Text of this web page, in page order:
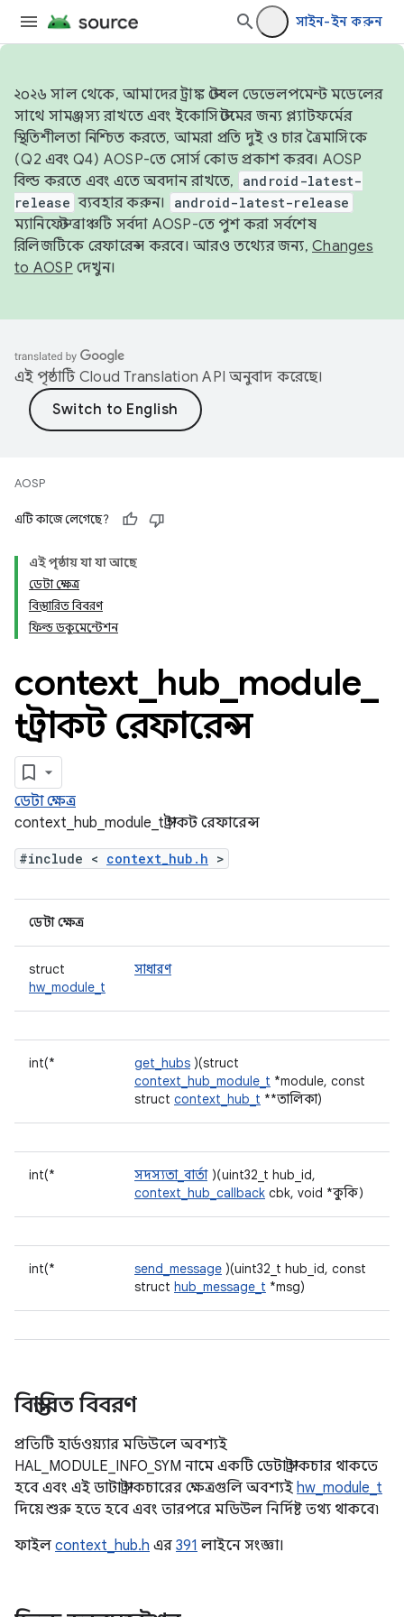
সাইন-ইন করুন
২০২৬ সাল থেকে, আমাদের ট্রাঙ্ক স্টেবল ডেভেলপমেন্ট মডেলের
সাথে সামঞ্জস্য রাখতে এবং ইকোসিস্টেমের জন্য প্ল্যাটফর্মের
স্থিতিশীলতা নিশ্চিত করতে, আমরা প্রতি দুই ও চার ত্রৈমাসিকে
(Q2 এবং Q4) AOSP-তে সোর্স কোড প্রকাশ করব। AOSP
বিল্ড করতে এবং এতে অবদান রাখতে,
android-latest-
release ব্যবহার করুন। android-latest-release
ম্যানিফেস্ট ব্রাঞ্চটি সর্বদা AOSP-তে পুশ করা সর্বশেষ
রিলিজটিকে রেফারেন্স করবে। আরও তথ্যের জন্য, Changes
to AOSP দেখুন।
এই পৃষ্ঠাটি Cloud Translation API অনুবাদ করেছে।
AOSP
এটি কাজে লেগেছে?
এই পৃষ্ঠায় যা যা আছে
ডেটা ক্ষেত্র
বিস্তারিত বিবরণ
ফিল্ড ডকুমেন্টেশন
context hub module
t স্ট্রাকট রেফারেন্স
ডেটা ক্ষেত্র
context_hub_module_t স্ট্রাকট রেফারেন্স
#include < context_hub.h >
ডেটা ক্ষেত্র
struct
hw_module_t
সাধারণ
int(* get_hubs )(struct
context_hub_module_t *module, const
struct context_hub_t **তালিকা)
int(* সদস্যতা_বার্তা)(uint32_t hub_id,
context_hub_callback cbk, void *কুকি)
int(* send_message )(uint32_t hub_id, const
struct hub_message_t *msg)
বিস্তারিত বিবরণ
প্রতিটি হার্ডওয়্যার মডিউলে অবশ্যই
HAL_MODULE_INFO_SYM নামে একটি ডেটা স্ট্রাকচার থাকতে
হবে এবং এই ডাটা স্ট্রাকচারের ক্ষেত্রগুলি অবশ্যই hw_module_t
দিয়ে শুরু হতে হবে এবং তারপরে মডিউল নির্দিষ্ট তথ্য থাকবে৷
ফাইল context_hub.h এর 391 লাইনে সংজ্ঞা।